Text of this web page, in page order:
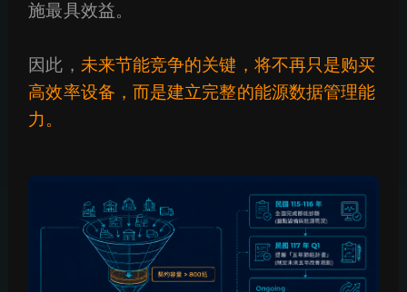
施最具效益。
因此， 未来节能竞争的关键，将不再只是购买
高效率设备，而是建立完整的能源数据管理能
力。